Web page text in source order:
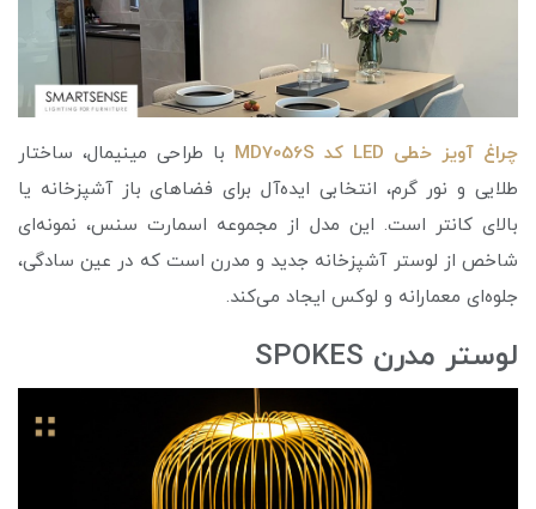
چراغ آویز خطی LED کد MD7056S
با طراحی مینیمال، ساختار
طلایی و نور گرم، انتخابی ایده‌آل برای فضاهای باز آشپزخانه یا
بالای کانتر است. این مدل از مجموعه اسمارت سنس، نمونه‌ای
شاخص از لوستر آشپزخانه جدید و مدرن است که در عین سادگی،
جلوه‌ای معمارانه و لوکس ایجاد می‌کند.
لوستر مدرن SPOKES